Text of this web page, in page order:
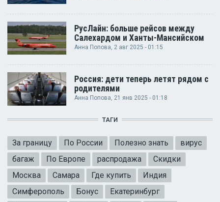
РусЛайн: больше рейсов между
Салехардом и Ханты-Мансийском
Анна Попова , 2 авг 2025 - 01:15
Россия: дети теперь летят рядом с
родителями
Анна Попова, 21 янв 2025 - 01:18
ТАГИ
За границу По России Полезно знать
вирус
багаж
По Европе распродажа
Скидки
Москва
Самара Где купить
Индия
Симферополь
Бонус
Екатеринбург